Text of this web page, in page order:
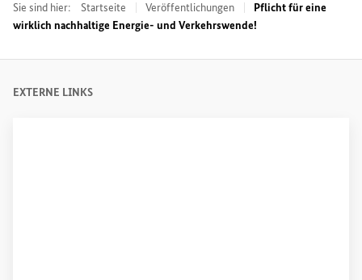
Sie sind hier: Startseite Veröffentlichungen
Pflicht für eine
wirklich nachhaltige Energie- und Verkehrswende!
EXTERNE LINKS